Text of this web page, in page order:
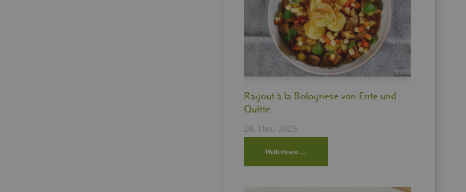
Ra­gout à la Bo­lo­gne­se von Ente und
Quit­te
28. Dez, 2025
Wei­ter­le­sen …